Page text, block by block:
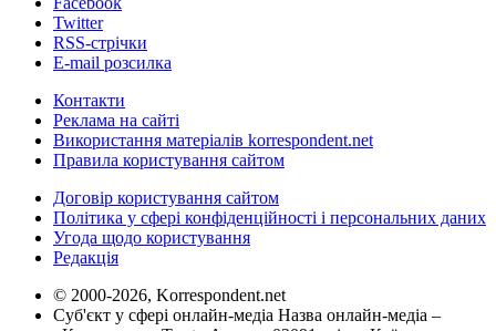
Twitter
RSS-стрічки
E-mail розсилка
Контакти
Реклама на сайті
Використання матеріалів korrespondent.net
Правила користування сайтом
Договір користування сайтом
Політика у сфері конфіденційності і персональних даних
Угода щодо користування
Редакція
© 2000-2026, Korrespondent.net
Суб'єкт у сфері онлайн-медіа Назва онлайн-медіа –